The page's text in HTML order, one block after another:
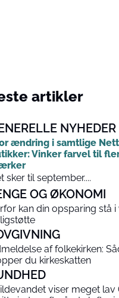
artikler
NYHEDER
ændring i samtlige
Vinker farvel til
sker til september....
OG ØKONOMI
kan din opsparing stå
af folkekirken:
du kirkeskatten
viser meget lav